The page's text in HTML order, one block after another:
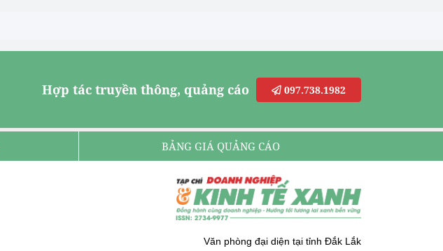
Hợp tác truyền thông, quảng cáo 097.738.1982
BẢNG GIÁ QUẢNG CÁO
Văn phòng đại diện tại tỉnh Đắk Lắk